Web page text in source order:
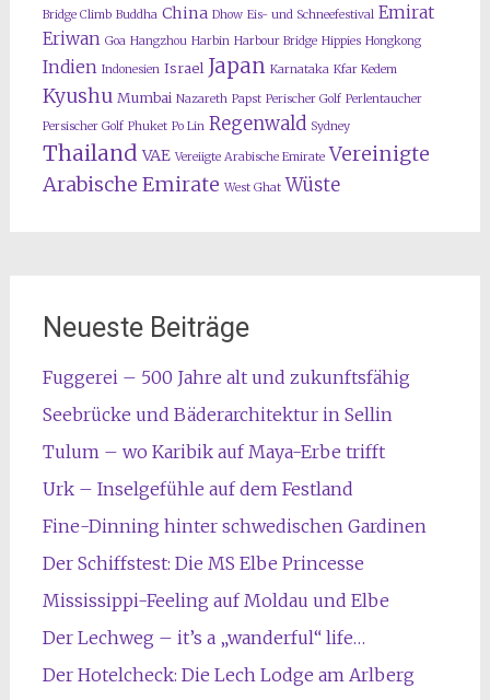
Bridge Climb Buddha China Dhow Eis- und Schneefestival Emirat
Eriwan Goa Hangzhou Harbin Harbour Bridge Hippies Hongkong
Indien Indonesien Israel Japan Karnataka Kfar Kedem
Kyushu Mumbai Nazareth Papst Perischer Golf Perlentaucher
Persischer Golf Phuket Po Lin Regenwald Sydney
Thailand VAE Vereiigte Arabische Emirate Vereinigte
Arabische Emirate West Ghat Wüste
Neueste Beiträge
Fuggerei – 500 Jahre alt und zukunftsfähig
Seebrücke und Bäderarchitektur in Sellin
Tulum – wo Karibik auf Maya-Erbe trifft
Urk – Inselgefühle auf dem Festland
Fine-Dinning hinter schwedischen Gardinen
Der Schiffstest: Die MS Elbe Princesse
Mississippi-Feeling auf Moldau und Elbe
Der Lechweg – it’s a „wanderful“ life…
Der Hotelcheck: Die Lech Lodge am Arlberg